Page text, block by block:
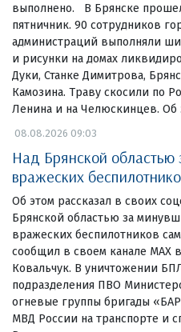
выполнено. В Брянске
пятничник. 90 сотрудников
администраций выполняли
и рисунки на домах
Дуки, Станке Димитрова,
Камозина. Траву скосили по
Ленина и на Челюскинцев. Об
08.08.2026 09:03
Над Брянской областью
вражеских
Об этом рассказал в своих
Брянской областью за
вражеских беспилотников
сообщил в своем канале МАХ
Ковальчук. В уничтожении
подразделения ПВО
огневые группы бригады
МВД России на транспорте и